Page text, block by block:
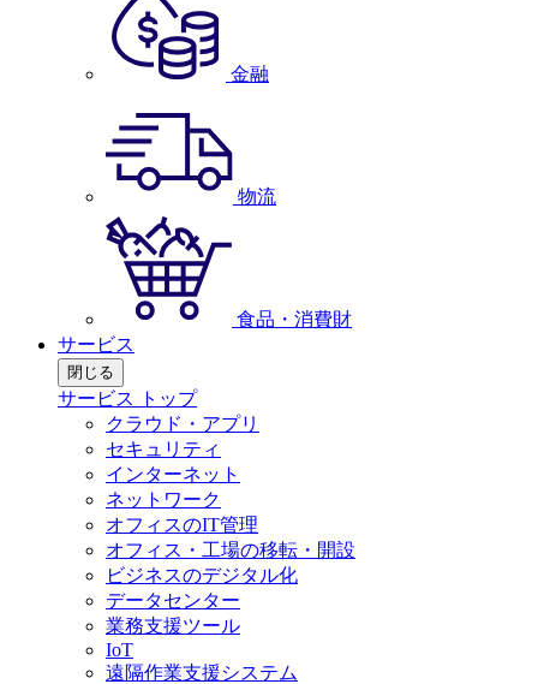
金融
物流
食品・消費財
サービス
閉じる
サービス トップ
クラウド・アプリ
セキュリティ
インターネット
ネットワーク
オフィスのIT管理
オフィス・工場の移転・開設
ビジネスのデジタル化
データセンター
業務支援ツール
IoT
遠隔作業支援システム